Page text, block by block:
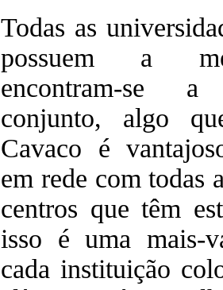
Todas as
possuem a
encontram-se
conjunto, algo
Cavaco é
em rede com todas
centros que têm
isso é uma mais-
cada instituição